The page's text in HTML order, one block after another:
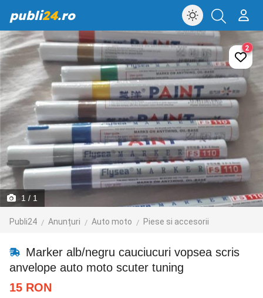
publi24.ro
1 / 1
Publi24 Anunțuri Auto moto Piese si accesorii
2
Marker alb/negru cauciucuri vopsea scris
anvelope auto moto scuter tuning
15 RON